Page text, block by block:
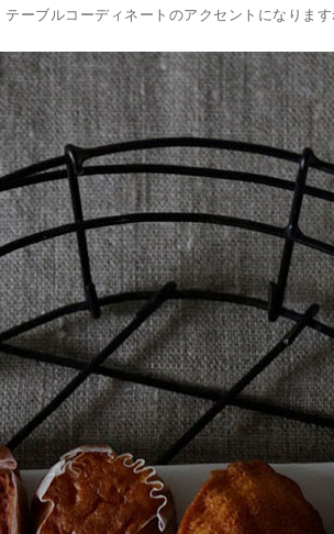
ーブルコーディネートのアクセントになりま